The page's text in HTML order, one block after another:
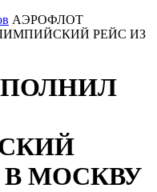
АЭРОФЛОТ
РЕЙС ИЗ
В МОСКВУ